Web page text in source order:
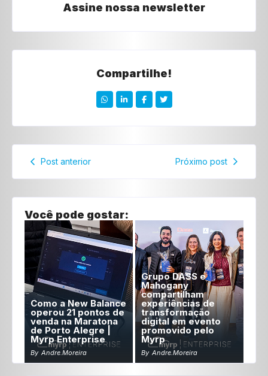
Assine nossa newsletter
Compartilhe!
Post anterior Próximo post
Você pode gostar:
Como a New Balance
operou 21 pontos de
venda na Maratona
de Porto Alegre |
Myrp Enterprise
By Andre.moreira
Grupo DASS e
Mahogany
compartilham
experiências de
transformação
digital em evento
promovido pelo
Myrp
By Andre.moreira